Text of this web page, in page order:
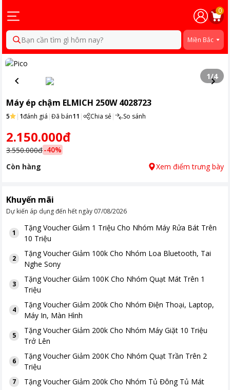
0
Bạn cần tìm gì hôm nay? Miền Bắc
1/4
Máy ép chậm ELMICH 250W 4028723
5 | 1đánh giá |Đã bán11 | Chia sẻ| So sánh
2.150.000đ
3.550.000đ-40%
Còn hàng
Xem điểm trưng bày
Khuyến mãi
Dự kiến áp dụng đến hết ngày 07/08/2026
1
TặngVoucher Giảm 1 Triệu Cho Nhóm Máy Rửa Bát Trên
10 Triệu
2
TặngVoucher Giảm 100k Cho Nhóm Loa Bluetooth, Tai
Nghe Sony
3
TặngVoucher Giảm 100K Cho Nhóm Quạt Mát Trên 1
Triệu
4
TặngVoucher Giảm 200k Cho Nhóm Điện Thoại, Laptop,
Máy In, Màn Hình
5
TặngVoucher Giảm 200k Cho Nhóm Máy Giặt 10 Triệu
Trở Lên
6
TặngVoucher Giảm 200K Cho Nhóm Quạt Trần Trên 2
Triệu
7 TặngVoucher Giảm 200k Cho Nhóm Tủ Đông Tủ Mát